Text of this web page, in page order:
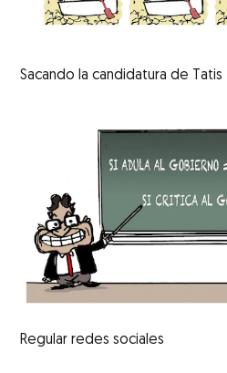
Sacando la candidatura de Tatis
Regular redes sociales